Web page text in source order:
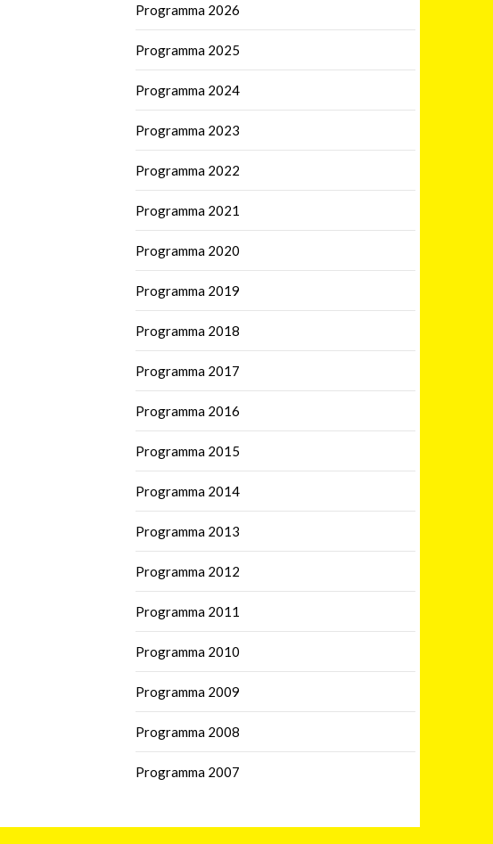
Programma 2026
Programma 2025
Programma 2024
Programma 2023
Programma 2022
Programma 2021
Programma 2020
Programma 2019
Programma 2018
Programma 2017
Programma 2016
Programma 2015
Programma 2014
Programma 2013
Programma 2012
Programma 2011
Programma 2010
Programma 2009
Programma 2008
Programma 2007